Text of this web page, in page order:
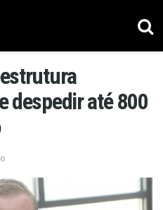
despedir até 800